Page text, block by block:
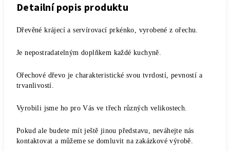
Detailní popis produktu
Dřevěné krájecí a servírovací prkénko, vyrobené z ořechu.
Je nepostradatelným doplňkem každé kuchyně.
Ořechové dřevo je charakteristické svou tvrdostí, pevností a
trvanlivostí.
Vyrobili jsme ho pro Vás ve třech různých velikostech.
Pokud ale budete mít ještě jinou představu, neváhejte nás
kontaktovat a můžeme se domluvit na zakázkové výrobě.